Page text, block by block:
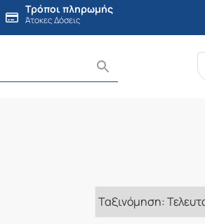
Τρόποι πληρωμής
Άτοκες Δόσεις